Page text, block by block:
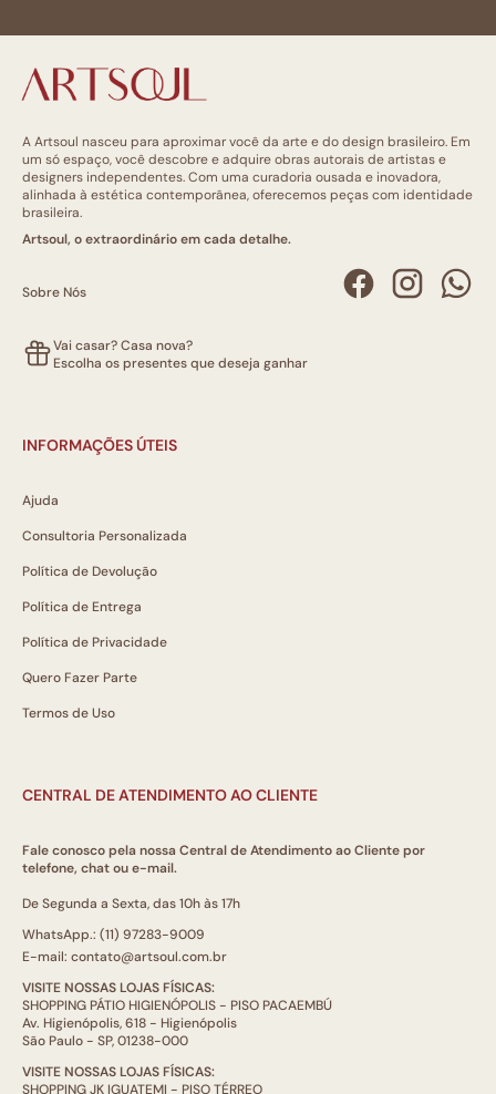
A Artsoul nasceu para aproximar você da arte e do design brasileiro. Em
um só espaço, você descobre e adquire obras autorais de artistas e
designers independentes. Com uma curadoria ousada e inovadora,
alinhada à estética contemporânea, oferecemos peças com identidade
brasileira.
Artsoul, o extraordinário em cada detalhe.
Sobre Nós
Vai casar? Casa nova?
Escolha os presentes que deseja ganhar
INFORMAÇÕES ÚTEIS
Ajuda
Consultoria Personalizada
Política de Devolução
Política de Entrega
Política de Privacidade
Quero Fazer Parte
Termos de Uso
CENTRAL DE ATENDIMENTO AO CLIENTE
Fale conosco pela nossa Central de Atendimento ao Cliente por
telefone, chat ou e-mail.
De Segunda a Sexta, das 10h às 17h
WhatsApp.: (11) 97283-9009
E-mail: contato@artsoul.com.br
VISITE NOSSAS LOJAS FÍSICAS:
SHOPPING PÁTIO HIGIENÓPOLIS - PISO PACAEMBÚ
Av. Higienópolis, 618 - Higienópolis
São Paulo - SP, 01238-000
VISITE NOSSAS LOJAS FÍSICAS:
SHOPPING JK IGUATEMI - PISO TÉRREO